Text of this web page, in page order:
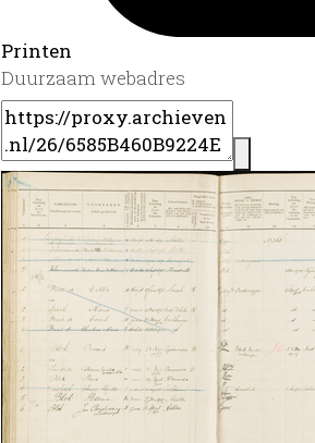
Printen
Duurzaam webadres